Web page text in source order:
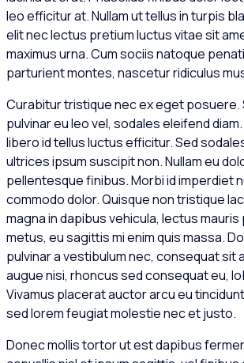
leo efficitur at. Nullam ut tellus in turpis
elit nec lectus pretium luctus vitae sit
maximus urna. Cum sociis natoque
parturient montes, nascetur ridiculus
Curabitur tristique nec ex eget posuere.
pulvinar eu leo vel, sodales eleifend
libero id tellus luctus efficitur. Sed
ultrices ipsum suscipit non. Nullam eu
pellentesque finibus. Morbi id imperdiet
commodo dolor. Quisque non tristique
magna in dapibus vehicula, lectus
metus, eu sagittis mi enim quis massa.
pulvinar a vestibulum nec, consequat sit
augue nisi, rhoncus sed consequat eu,
Vivamus placerat auctor arcu eu
sed lorem feugiat molestie nec et justo.
Donec mollis tortor ut est dapibus